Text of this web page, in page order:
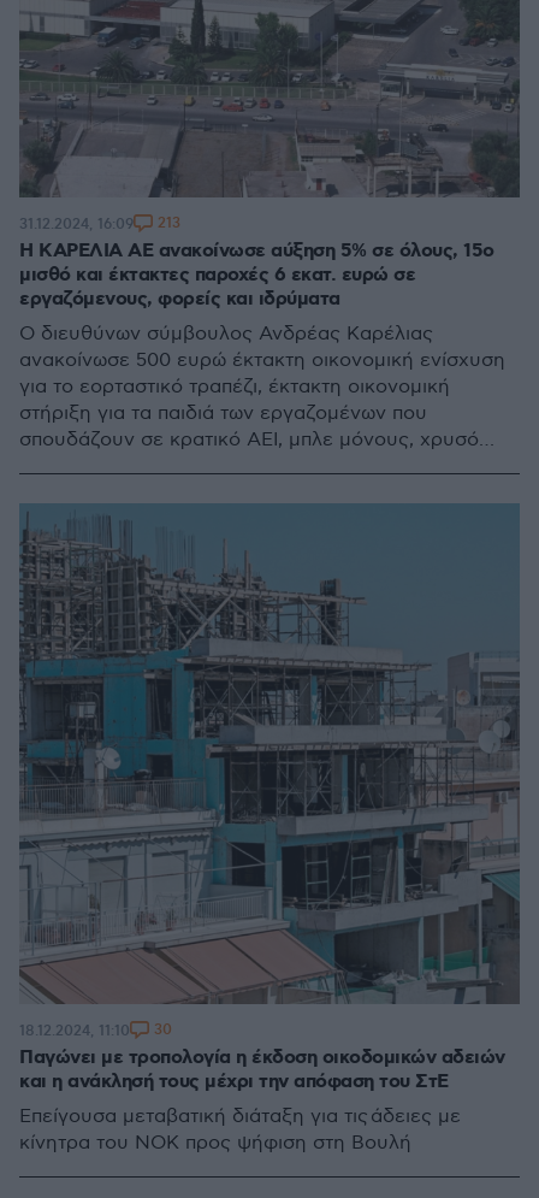
Η ΚΑΡΕΛΙΑ ΑΕ ανακοίνωσε αύξηση 5% σε όλους, 15ο
μισθό και έκτακτες παροχές 6 εκατ. ευρώ σε
εργαζόμενους, φορείς και ιδρύματα
Ο διευθύνων σύμβουλος Ανδρέας Καρέλιας
ανακοίνωσε 500 ευρώ έκτακτη οικονομική ενίσχυση
για το εορταστικό τραπέζι, έκτακτη οικονομική
στήριξη για τα παιδιά των εργαζομένων που
σπουδάζουν σε κρατικό ΑΕΙ, μπλε μόνους, χρυσό
31.12.2024, 16:09 213
Παγώνει με τροπολογία η έκδοση οικοδομικών αδειών
και η ανάκλησή τους μέχρι την απόφαση του ΣτΕ
Επείγουσα μεταβατική διάταξη για τις άδειες με
κίνητρα του ΝΟΚ προς ψήφιση στη Βουλή
18.12.2024, 11:10 30